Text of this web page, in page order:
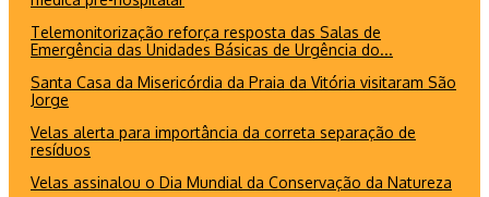
Telemonitorização reforça resposta das Salas de
Emergência das Unidades Básicas de Urgência do...
Santa Casa da Misericórdia da Praia da Vitória visitaram São
Jorge
Velas alerta para importância da correta separação de
resíduos
Velas assinalou o Dia Mundial da Conservação da Natureza